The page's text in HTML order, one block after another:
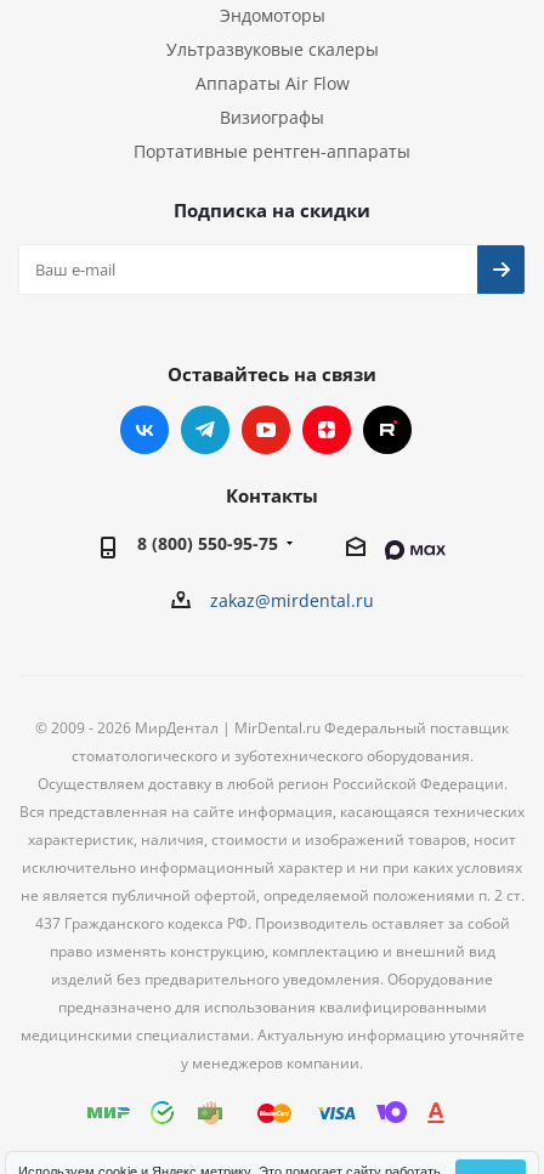
Эндомоторы
Ультразвуковые скалеры
Аппараты Air Flow
Визиографы
Портативные рентген-аппараты
Подписка на скидки
Оставайтесь на связи
Контакты
8 (800) 550-95-75
zakaz@mirdental.ru
© 2009 - 2026 МирДентал | MirDental.ru Федеральный поставщик
стоматологического и зуботехнического оборудования.
Осуществляем доставку в любой регион Российской Федерации.
Вся представленная на сайте информация, касающаяся технических
характеристик, наличия, стоимости и изображений товаров, носит
исключительно информационный характер и ни при каких условиях
не является публичной офертой, определяемой положениями п. 2 ст.
437 Гражданского кодекса РФ. Производитель оставляет за собой
право изменять конструкцию, комплектацию и внешний вид
изделий без предварительного уведомления. Оборудование
предназначено для использования квалифицированными
медицинскими специалистами. Актуальную информацию уточняйте
у менеджеров компании.